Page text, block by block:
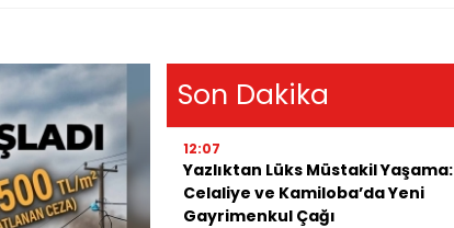
Son Dakika
12:07
Yazlıktan Lüks Müstakil Yaşama:
Celaliye ve Kamiloba’da Yeni
Gayrimenkul Çağı